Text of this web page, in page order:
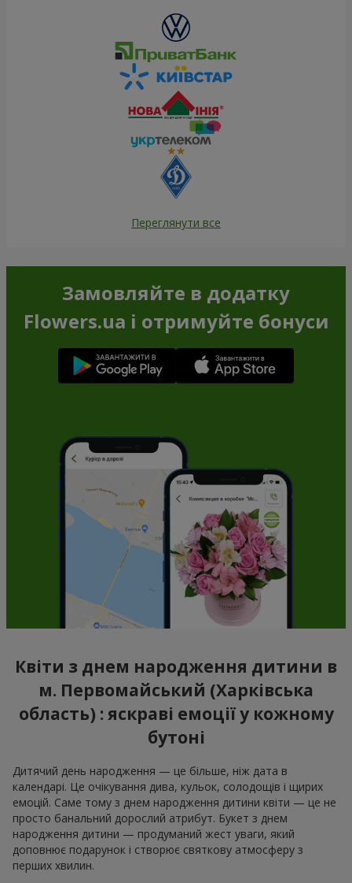
Переглянути все
Замовляйте в додатку
Flowers.ua і отримуйте бонуси
Квіти з днем народження дитини в
м. Первомайський (Харківська
область) : яскраві емоції у кожному
бутоні
Дитячий день народження — це більше, ніж дата в
календарі. Це очікування дива, кульок, солодощів і щирих
емоцій. Саме тому з днем народження дитини квіти — це не
просто банальний дорослий атрибут. Букет з днем
народження дитини — продуманий жест уваги, який
доповнює подарунок і створює святкову атмосферу з
перших хвилин.